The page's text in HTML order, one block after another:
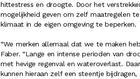
hittestress en droogte. Door het
mogelijkheid geven om zelf maatregelen
klimaat in de eigen omgeving te beperken.
“We merken allemaal dat we te maken
Faber. “Lange en intense perioden van
met hevige regenval en wateroverlast.
kunnen hieraan zelf een steentje